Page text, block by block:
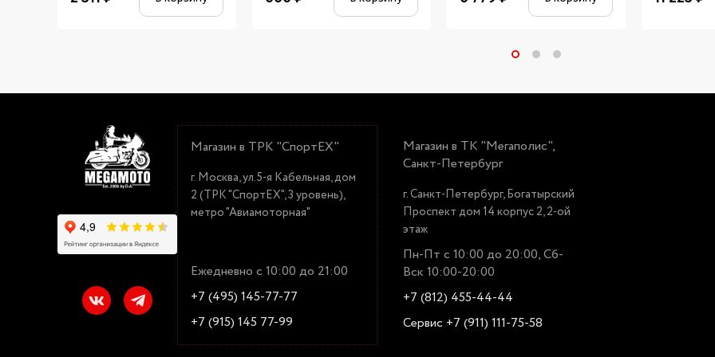
Магазин в ТРК "СпортЕХ"
г. Москва, ул.5-я Кабельная, дом
2 (ТРК "СпортЕХ", 3 уровень),
метро "Авиамоторная"
Ежедневно с 10:00 до 21:00
+7 (495) 145-77-77
+7 (915) 145 77-99
Магазин в ТК "Мегаполис",
Санкт-Петербург
г. Санкт-Петербург, Богатырский
Проспект дом 14 корпус 2, 2-ой
этаж
Пн-Пт с 10:00 до 20:00, Сб-
Вск 10:00-20:00
+7 (812) 455-44-44
Сервис +7 (911) 111-75-58